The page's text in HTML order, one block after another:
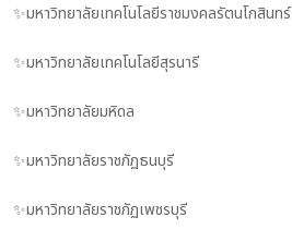
✨มหาวิทยาลัยเทคโนโลยีราชมงคลรัตนโกสินทร์
✨มหาวิทยาลัยเทคโนโลยีสุรนารี
✨มหาวิทยาลัยมหิดล
✨มหาวิทยาลัยราชภัฏธนบุรี
✨มหาวิทยาลัยราชภัฏเพชรบุรี